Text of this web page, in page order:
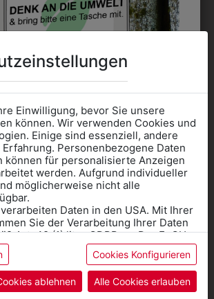
Einwilligung, bevor Sie unsere
können. Wir verwenden Cookies und
Einige sind essenziell, andere
Personenbezogene Daten
können für personalisierte Anzeigen
werden. Aufgrund individueller
möglicherweise nicht alle
Daten in den USA. Mit Ihrer
Sie der Verarbeitung Ihrer Daten
Art. 49 (1) lit. a GDPR zu. Der EuGH
Land mit unzureichendem Datenschutz
das Risiko, dass US-Behörden
für Europäer überwachen.
Cookies Konfigurieren
ablehnen Alle Cookies erlauben
wenn Sie
: Klick auf SCHULE in der
die richtige Schule auswählen.
im Geschäft: Termin buchen